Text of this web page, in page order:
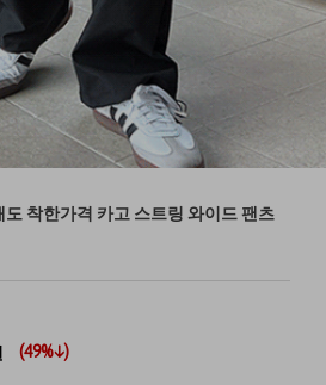
도 착한가격 카고 스트링 와이드 팬츠
(49%↓)